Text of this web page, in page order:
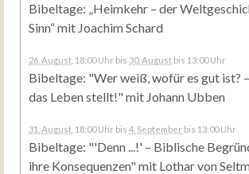
Bibeltage: „Heimkehr – der
Sinn“ mit Joachim Schard
26. August , 18:00 Uhr bis 30. August bis 13:00 Uhr
Bibeltage: "Wer weiß, wofür es gut ist?
das Leben stellt!" mit Johann Ubben
31. August , 18:00 Uhr bis 4. September bis 13:00 Uhr
Bibeltage: "'Denn ...!' – Biblische
ihre Konsequenzen" mit Lothar von